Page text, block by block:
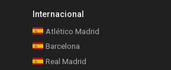
Internacional
Atlético Madrid
Barcelona
Real Madrid